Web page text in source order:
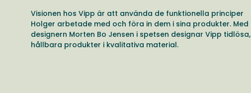
Visionen hos Vipp är att använda de funktionella principer
Holger arbetade med och föra in dem i sina produkter. Med
designern Morten Bo Jensen i spetsen designar Vipp tidlösa,
hållbara produkter i kvalitativa material.